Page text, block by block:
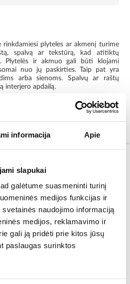
informacija Apie
slapukai
galėtume suasmeninti turinį
medijos funkcijas ir
naudojimo informaciją
medijos, reklamavimo ir
gali ją pridėti prie kitos jūsų
paslaugas surinktos
rinkdamiesi plyteles ar akmenį turime
spalvą ar tekstūrą, kad atitiktų
Plytelės ir akmuo gali būti klojami
nuo jų paskirties. Taip pat yra
arba sienoms. Spalvų ar raštų
interjero apdailą.
galintis paįvairinti ir įdomiai